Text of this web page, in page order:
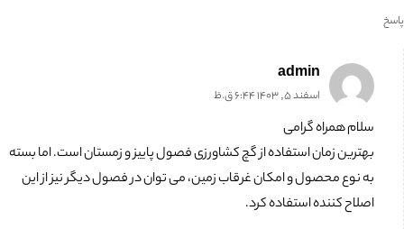
پاسخ
admin
اسفند 5, 1403 6:44 ق.ظ
سلام همراه گرامی
بهترین زمان استفاده از گچ کشاورزی فصول پاییز و زمستان است. اما بسته
به نوع محصول و امکان غرقاب زمین، می توان در فصول دیگر نیز از این
اصلاح کننده استفاده کرد.